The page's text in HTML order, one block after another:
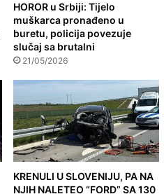
HOROR u Srbiji: Tijelo
muškarca pronađeno u
buretu, policija povezuje
slučaj sa brutalni
21/05/2026
KRENULI U SLOVENIJU, PA NA
NJIH NALETEO “FORD” SA 130